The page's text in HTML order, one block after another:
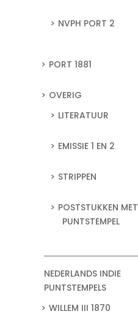
NVPH PORT 2
PORT 1881
OVERIG
LITERATUUR
EMISSIE 1 EN 2
STRIPPEN
POSTSTUKKEN MET
PUNTSTEMPEL
NEDERLANDS INDIE
PUNTSTEMPELS
WILLEM III 1870